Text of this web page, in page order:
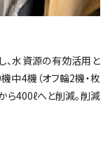
、水資源の有効活用と
中4機（オフ輪2機・枚
ら400ℓへと削減。削減